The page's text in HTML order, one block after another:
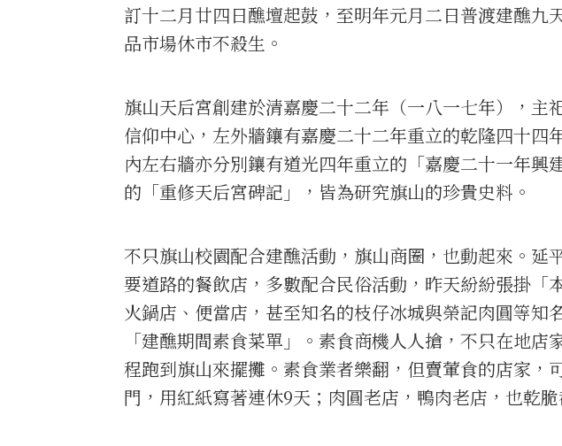
訂十二月廿四日醮壇起鼓，至明年元月二日普渡建醮九
品市場休市不殺生。
旗山天后宮創建於清嘉慶二十二年（一八一七年），主
信仰中心，左外牆鑲有嘉慶二十二年重立的乾隆四十四
內左右牆亦分別鑲有道光四年重立的「嘉慶二十一年興
的「重修天后宮碑記」，皆為研究旗山的珍貴史料。
不只旗山校園配合建醮活動，旗山商圈，也動起來。延
要道路的餐飲店，多數配合民俗活動，昨天紛紛張掛「
火鍋店、便當店，甚至知名的枝仔冰城與榮記肉圓等知
「建醮期間素食菜單」。素食商機人人搶，不只在地
程跑到旗山來擺攤。素食業者樂翻，但賣葷食的店家，
門，用紅紙寫著連休9天；肉圓老店，鴨肉老店，也乾